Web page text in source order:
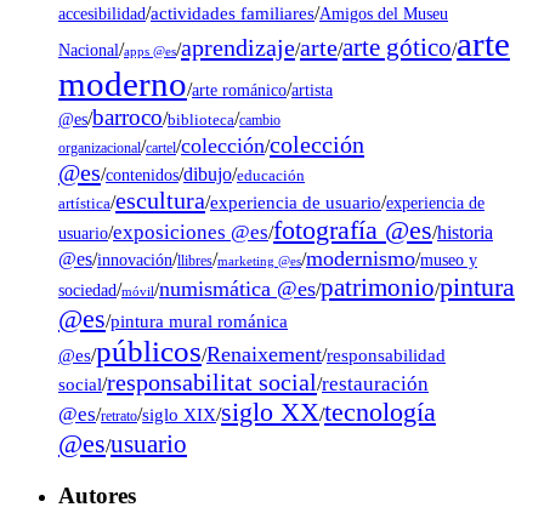
accesibilidad/actividades familiares/Amigos del Museu
Nacional/apps @es/aprendizaje/arte/arte gótico/arte
moderno/arte románico/artista
@es/barroco/biblioteca/cambio
organizacional/cartel/colección/colección
@es/contenidos/dibujo/educación
artística/escultura/experiencia de usuario/experiencia de
usuario/exposiciones @es/fotografía @es/historia
@es/innovación/llibres/marketing @es/modernismo/museo y
sociedad/móvil/numismática @es/patrimonio/pintura
@es/pintura mural románica
@es/públicos/Renaixement/responsabilidad
social/responsabilitat social/restauración
@es/retrato/siglo XIX/siglo XX/tecnología
@es/usuario
Autores